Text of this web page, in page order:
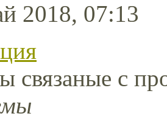
2018, 07:13
связаные с